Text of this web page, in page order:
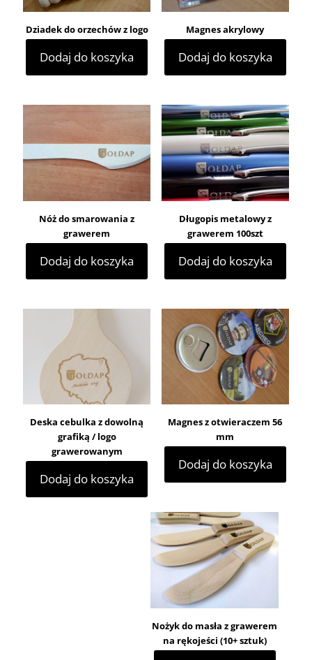
Dziadek do orzechów z logo
Dodaj do koszyka
Magnes akrylowy
Dodaj do koszyka
Nóż do smarowania z
grawerem
Dodaj do koszyka
Długopis metalowy z
grawerem 100szt
Dodaj do koszyka
Deska cebulka z dowolną
grafiką / logo
grawerowanym
Dodaj do koszyka
Magnes z otwieraczem 56
mm
Dodaj do koszyka
Nożyk do masła z grawerem
na rękojeści (10+ sztuk)